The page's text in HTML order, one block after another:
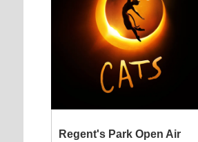
Regent's Park Open Air